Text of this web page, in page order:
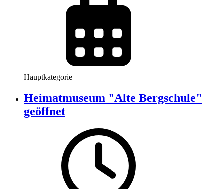
Hauptkategorie
Heimatmuseum "Alte Bergschule"
geöffnet